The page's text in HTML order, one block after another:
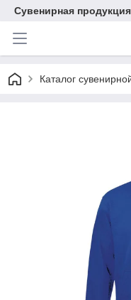
Сувенирная
Каталог